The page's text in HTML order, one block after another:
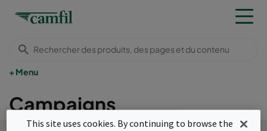
Menu
Campaigns
Retour en haut de page
This site uses cookies. By continuing to browse the